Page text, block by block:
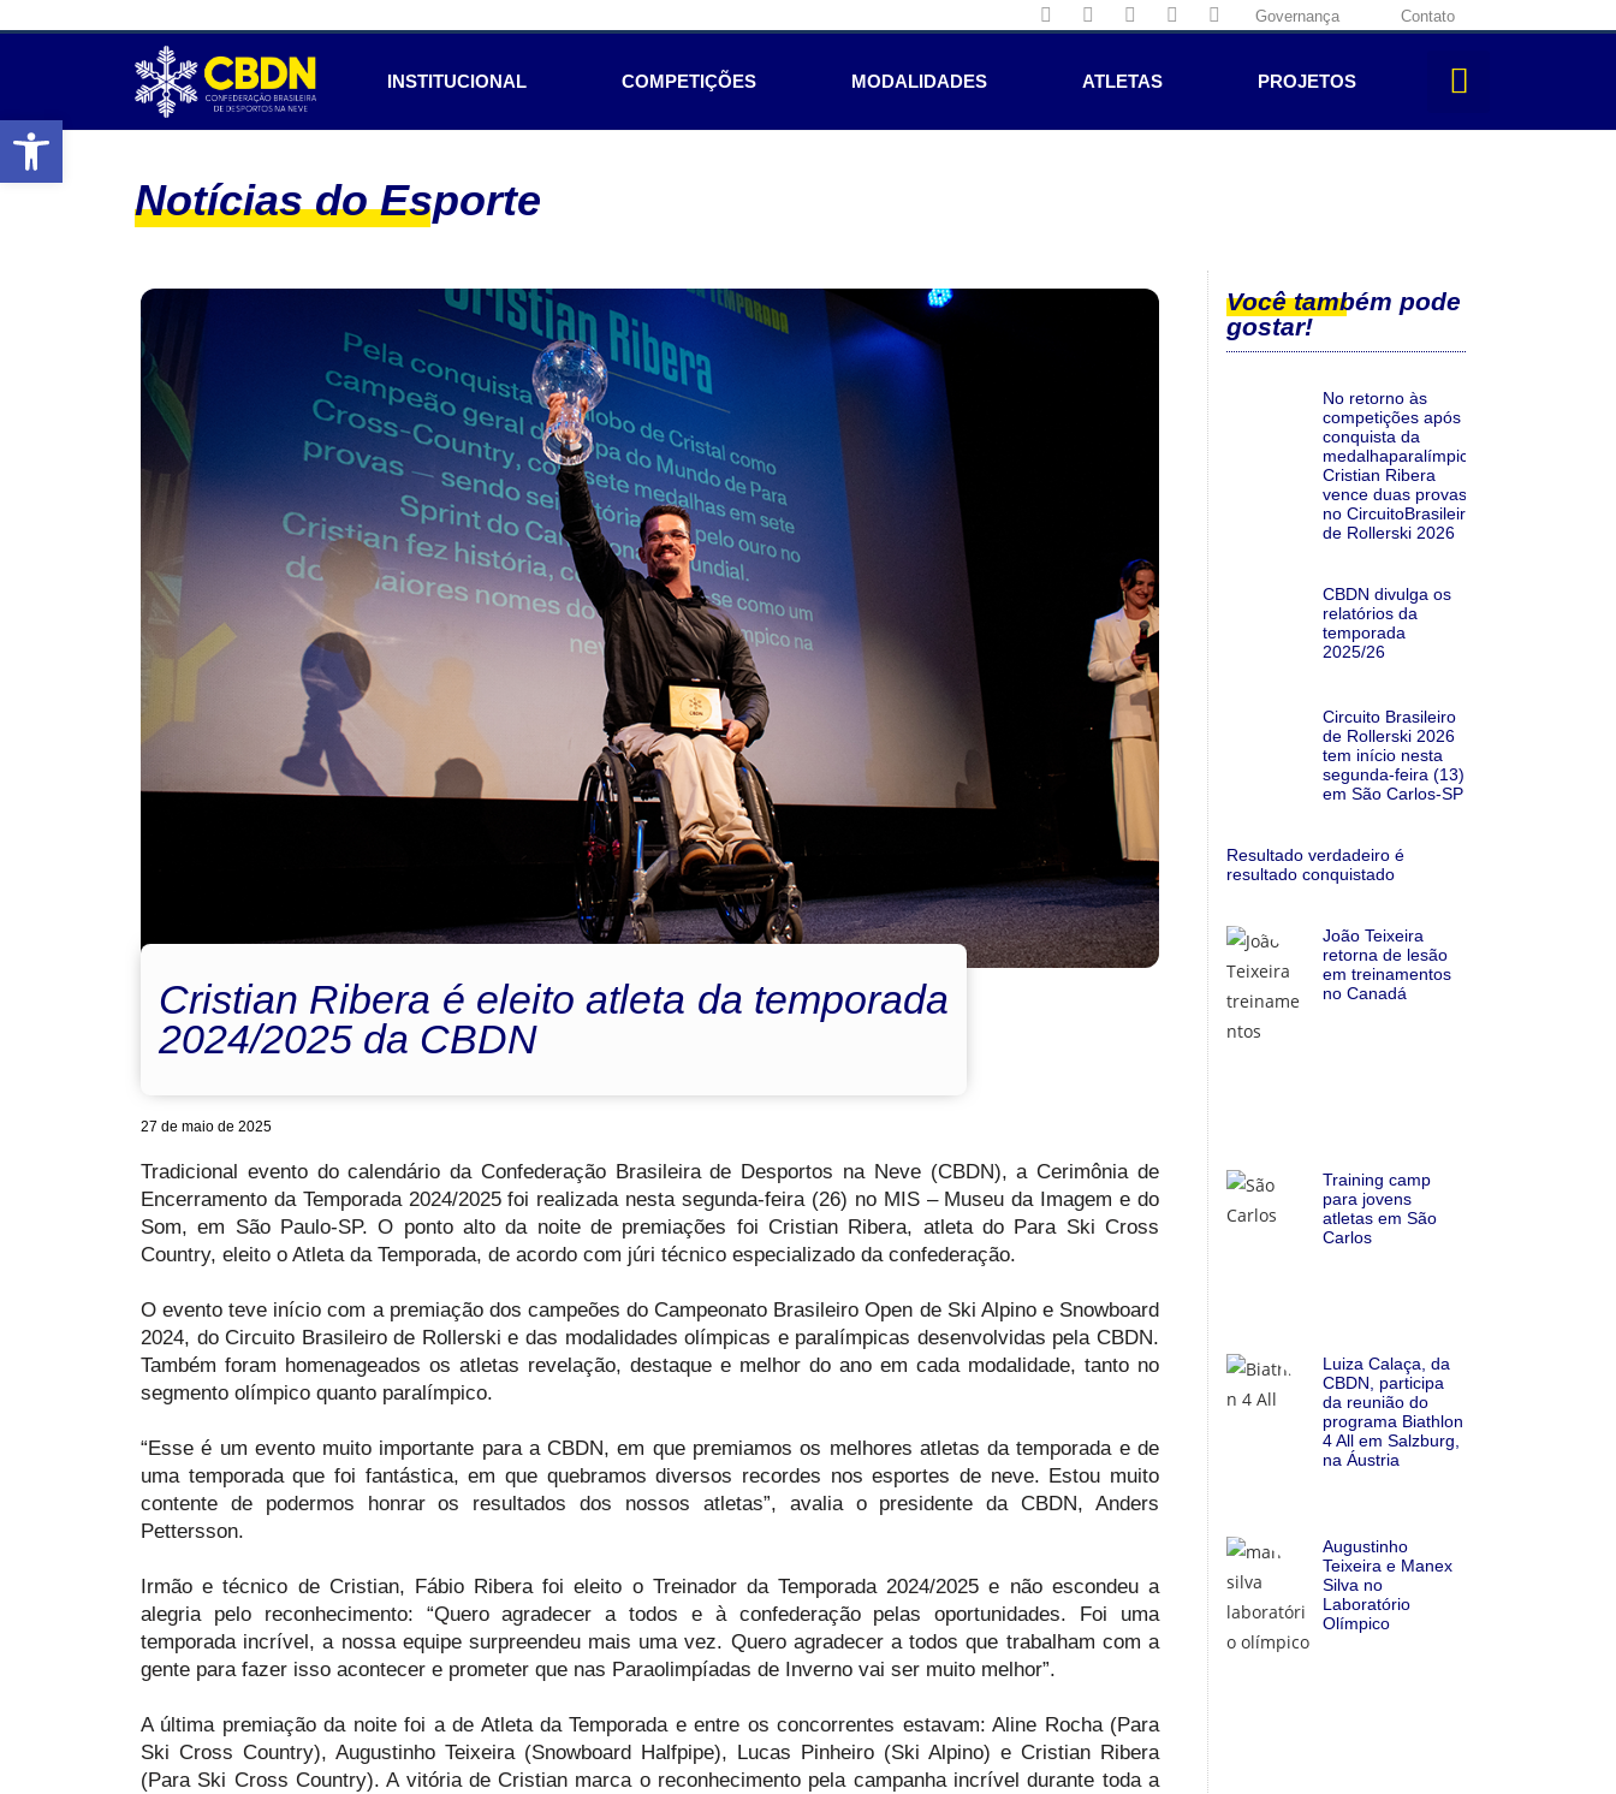
Governança Contato
INSTITUCIONAL COMPETIÇÕES MODALIDADES ATLETAS PROJETOS
Notícias do Esporte
Cristian Ribera é eleito atleta da temporada
2024/2025 da CBDN
27 de maio de 2025
Tradicional evento do calendário da Confederação Brasileira de Desportos na Neve (CBDN), a Cerimônia de
Encerramento da Temporada 2024/2025 foi realizada nesta segunda-feira (26) no MIS – Museu da Imagem e do
Som, em São Paulo-SP. O ponto alto da noite de premiações foi Cristian Ribera, atleta do Para Ski Cross
Country, eleito o Atleta da Temporada, de acordo com júri técnico especializado da confederação.
O evento teve início com a premiação dos campeões do Campeonato Brasileiro Open de Ski Alpino e Snowboard
2024, do Circuito Brasileiro de Rollerski e das modalidades olímpicas e paralímpicas desenvolvidas pela CBDN.
Também foram homenageados os atletas revelação, destaque e melhor do ano em cada modalidade, tanto no
segmento olímpico quanto paralímpico.
“Esse é um evento muito importante para a CBDN, em que premiamos os melhores atletas da temporada e de
uma temporada que foi fantástica, em que quebramos diversos recordes nos esportes de neve. Estou muito
contente de podermos honrar os resultados dos nossos atletas”, avalia o presidente da CBDN, Anders
Pettersson.
Irmão e técnico de Cristian, Fábio Ribera foi eleito o Treinador da Temporada 2024/2025 e não escondeu a
alegria pelo reconhecimento: “Quero agradecer a todos e à confederação pelas oportunidades. Foi uma
temporada incrível, a nossa equipe surpreendeu mais uma vez. Quero agradecer a todos que trabalham com a
gente para fazer isso acontecer e prometer que nas Paraolimpíadas de Inverno vai ser muito melhor”.
A última premiação da noite foi a de Atleta da Temporada e entre os concorrentes estavam: Aline Rocha (Para
Ski Cross Country), Augustinho Teixeira (Snowboard Halfpipe), Lucas Pinheiro (Ski Alpino) e Cristian Ribera
(Para Ski Cross Country). A vitória de Cristian marca o reconhecimento pela campanha incrível durante toda a
Você também pode
gostar!
No retorno às
competições após a
conquista da
medalhaparalímpica,
Cristian Ribera
vence duas provas
no CircuitoBrasileiro
de Rollerski 2026
CBDN divulga os
relatórios da
temporada
2025/26
Circuito Brasileiro
de Rollerski 2026
tem início nesta
segunda-feira (13)
em São Carlos-SP
Resultado verdadeiro é
resultado conquistado
João Teixeira
retorna de lesão
em treinamentos
no Canadá
Training camp
para jovens
atletas em São
Carlos
Luiza Calaça, da
CBDN, participa
da reunião do
programa Biathlon
4 All em Salzburg,
na Áustria
Augustinho
Teixeira e Manex
Silva no
Laboratório
Olímpico
Abrir a barra de ferramentas